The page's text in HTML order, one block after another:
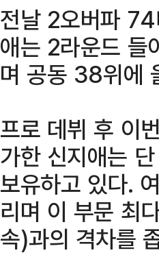
전날 2오버파
애는 2라운드 들
며 공동 38위에
프로 데뷔 후 이
가한 신지애는
보유하고 있다.
리며 이 부문 최
속)과의 격차를